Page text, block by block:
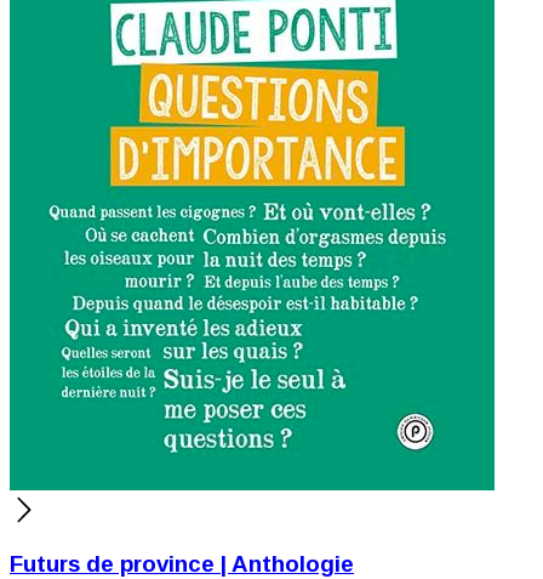
Futurs de province | Anthologie